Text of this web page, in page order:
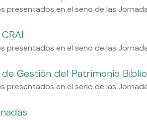
presentados en el seno de las
presentados en el seno de las
Gestión del Patrimonio
presentados en el seno de las